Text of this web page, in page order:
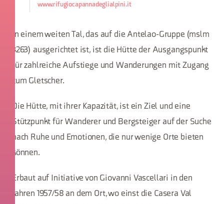
www.rifugiocapannadeglialpini.it
In einem weiten Tal, das auf die Antelao-Gruppe (mslm
3263) ausgerichtet ist, ist die Hütte der Ausgangspunkt
für zahlreiche Aufstiege und Wanderungen mit Zugang
zum Gletscher.
Die Hütte, mit ihrer Kapazität, ist ein Ziel und eine
Stützpunkt für Wanderer und Bergsteiger auf der Suche
nach Ruhe und Emotionen, die nur wenige Orte bieten
können.
Erbaut auf Initiative von Giovanni Vascellari in den
Jahren 1957/58 an dem Ort, wo einst die Casera Val